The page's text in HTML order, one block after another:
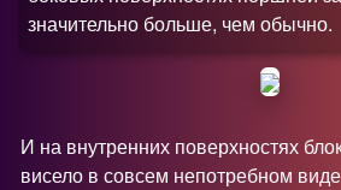
значительно больше, чем обычно.
И на внутренних поверхностях
висело в совсем непотребном